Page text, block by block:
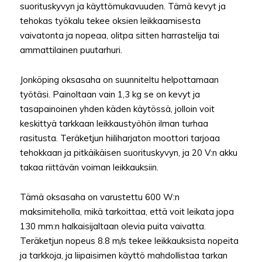
suorituskyvyn ja käyttömukavuuden. Tämä kevyt ja
tehokas työkalu tekee oksien leikkaamisesta
vaivatonta ja nopeaa, olitpa sitten harrastelija tai
ammattilainen puutarhuri.
Jonköping oksasaha on suunniteltu helpottamaan
työtäsi. Painoltaan vain 1,3 kg se on kevyt ja
tasapainoinen yhden käden käytössä, jolloin voit
keskittyä tarkkaan leikkaustyöhön ilman turhaa
rasitusta. Teräketjun hiiliharjaton moottori tarjoaa
tehokkaan ja pitkäikäisen suorituskyvyn, ja 20 V:n akku
takaa riittävän voiman leikkauksiin.
Tämä oksasaha on varustettu 600 W:n
maksimiteholla, mikä tarkoittaa, että voit leikata jopa
130 mm:n halkaisijaltaan olevia puita vaivatta.
Teräketjun nopeus 8.8 m/s tekee leikkauksista nopeita
ja tarkkoja, ja liipaisimen käyttö mahdollistaa tarkan